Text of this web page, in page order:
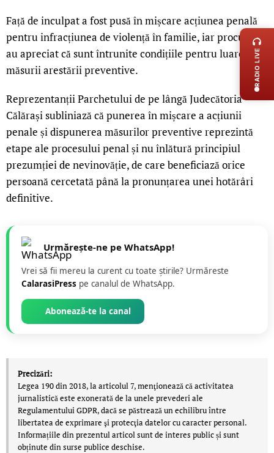
Față de inculpat a fost pusă în mișcare acțiunea penală
pentru infracțiunea de violență în familie, iar procurorii
au apreciat că sunt întrunite condițiile pentru luarea
măsurii arestării preventive.
Reprezentanții Parchetului de pe lângă Judecătoria
Călărași subliniază că punerea în mișcare a acțiunii
penale și dispunerea măsurilor preventive reprezintă
etape ale procesului penal și nu înlătură principiul
prezumției de nevinovăție, de care beneficiază orice
persoană cercetată până la pronunțarea unei hotărâri
definitive.
Urmărește-ne pe WhatsApp!
Vrei să fii mereu la curent cu toate știrile? Urmăreste
CalarasiPress pe canalul de WhatsApp.
Abonează-te la canal
Precizări:
Legea 190 din 2018, la articolul 7, menţionează că activitatea
jurnalistică este exonerată de la unele prevederi ale
Regulamentului GDPR, dacă se păstrează un echilibru între
libertatea de exprimare şi protecţia datelor cu caracter personal.
Informațiile din prezentul articol sunt de interes public și sunt
obținute din surse publice deschise.
LIVE
RADIO LIVE